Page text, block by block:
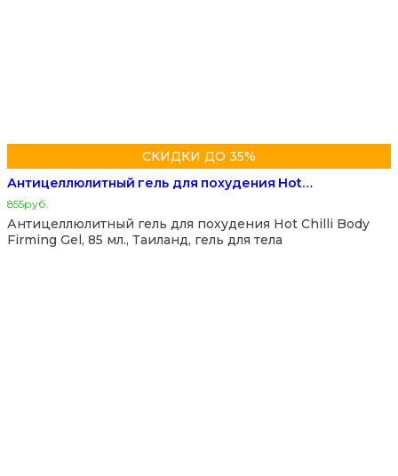
СКИДКИ ДО 35%
Антицеллюлитный гель для похудения Hot…
855руб.
Антицеллюлитный гель для похудения Hot Chilli Body
Firming Gel, 85 мл., Таиланд, гель для тела